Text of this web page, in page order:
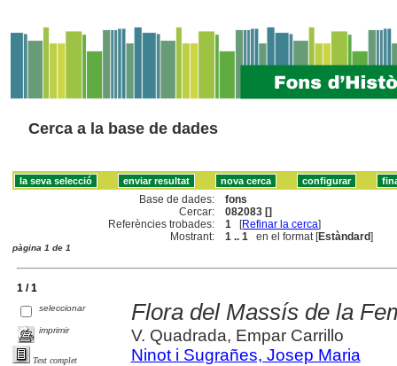
Cerca a la base de dades
Base de dades:
fons
Cercar:
082083 []
Referències trobades:
1 [Refinar la cerca]
Mostrant:
1 .. 1 en el format [Estàndard]
pàgina 1 de 1
1 / 1
seleccionar
imprimir
Text complet
Flora del Massís de la
V. Quadrada, Empar Carrillo
Ninot i Sugrañes, Josep Maria